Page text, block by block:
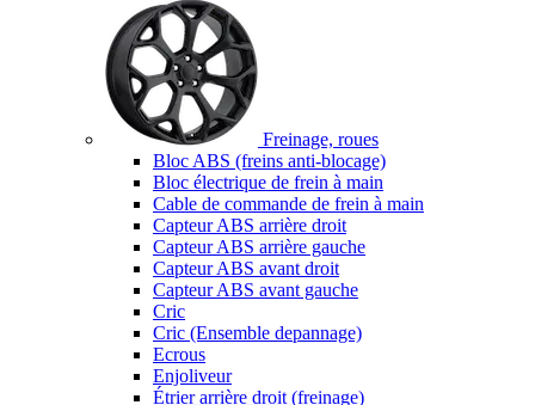
Freinage, roues
Bloc ABS (freins anti-blocage)
Bloc électrique de frein à main
Cable de commande de frein à main
Capteur ABS arrière droit
Capteur ABS arrière gauche
Capteur ABS avant droit
Capteur ABS avant gauche
Cric
Cric (Ensemble depannage)
Ecrous
Enjoliveur
Étrier arrière droit (freinage)